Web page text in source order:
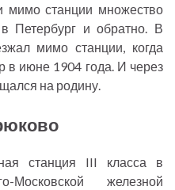
мимо станции множество
Петербург и обратно. В
мимо станции, когда
в июне 1904 года. И через
на родину.
станция III класса в
Московской железной